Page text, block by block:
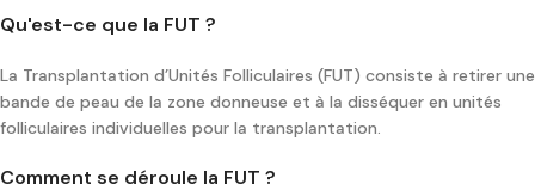
Qu'est-ce que la FUT ?
La Transplantation d’Unités Folliculaires (FUT) consiste à retirer une
bande de peau de la zone donneuse et à la disséquer en unités
folliculaires individuelles pour la transplantation.
Comment se déroule la FUT ?